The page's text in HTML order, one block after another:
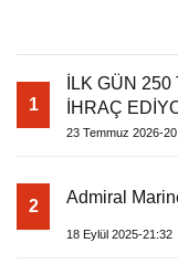
1
İLK GÜN
İHRAÇ
23 Temmuz 2026-
2 Admiral
18 Eylül 2025-21:32